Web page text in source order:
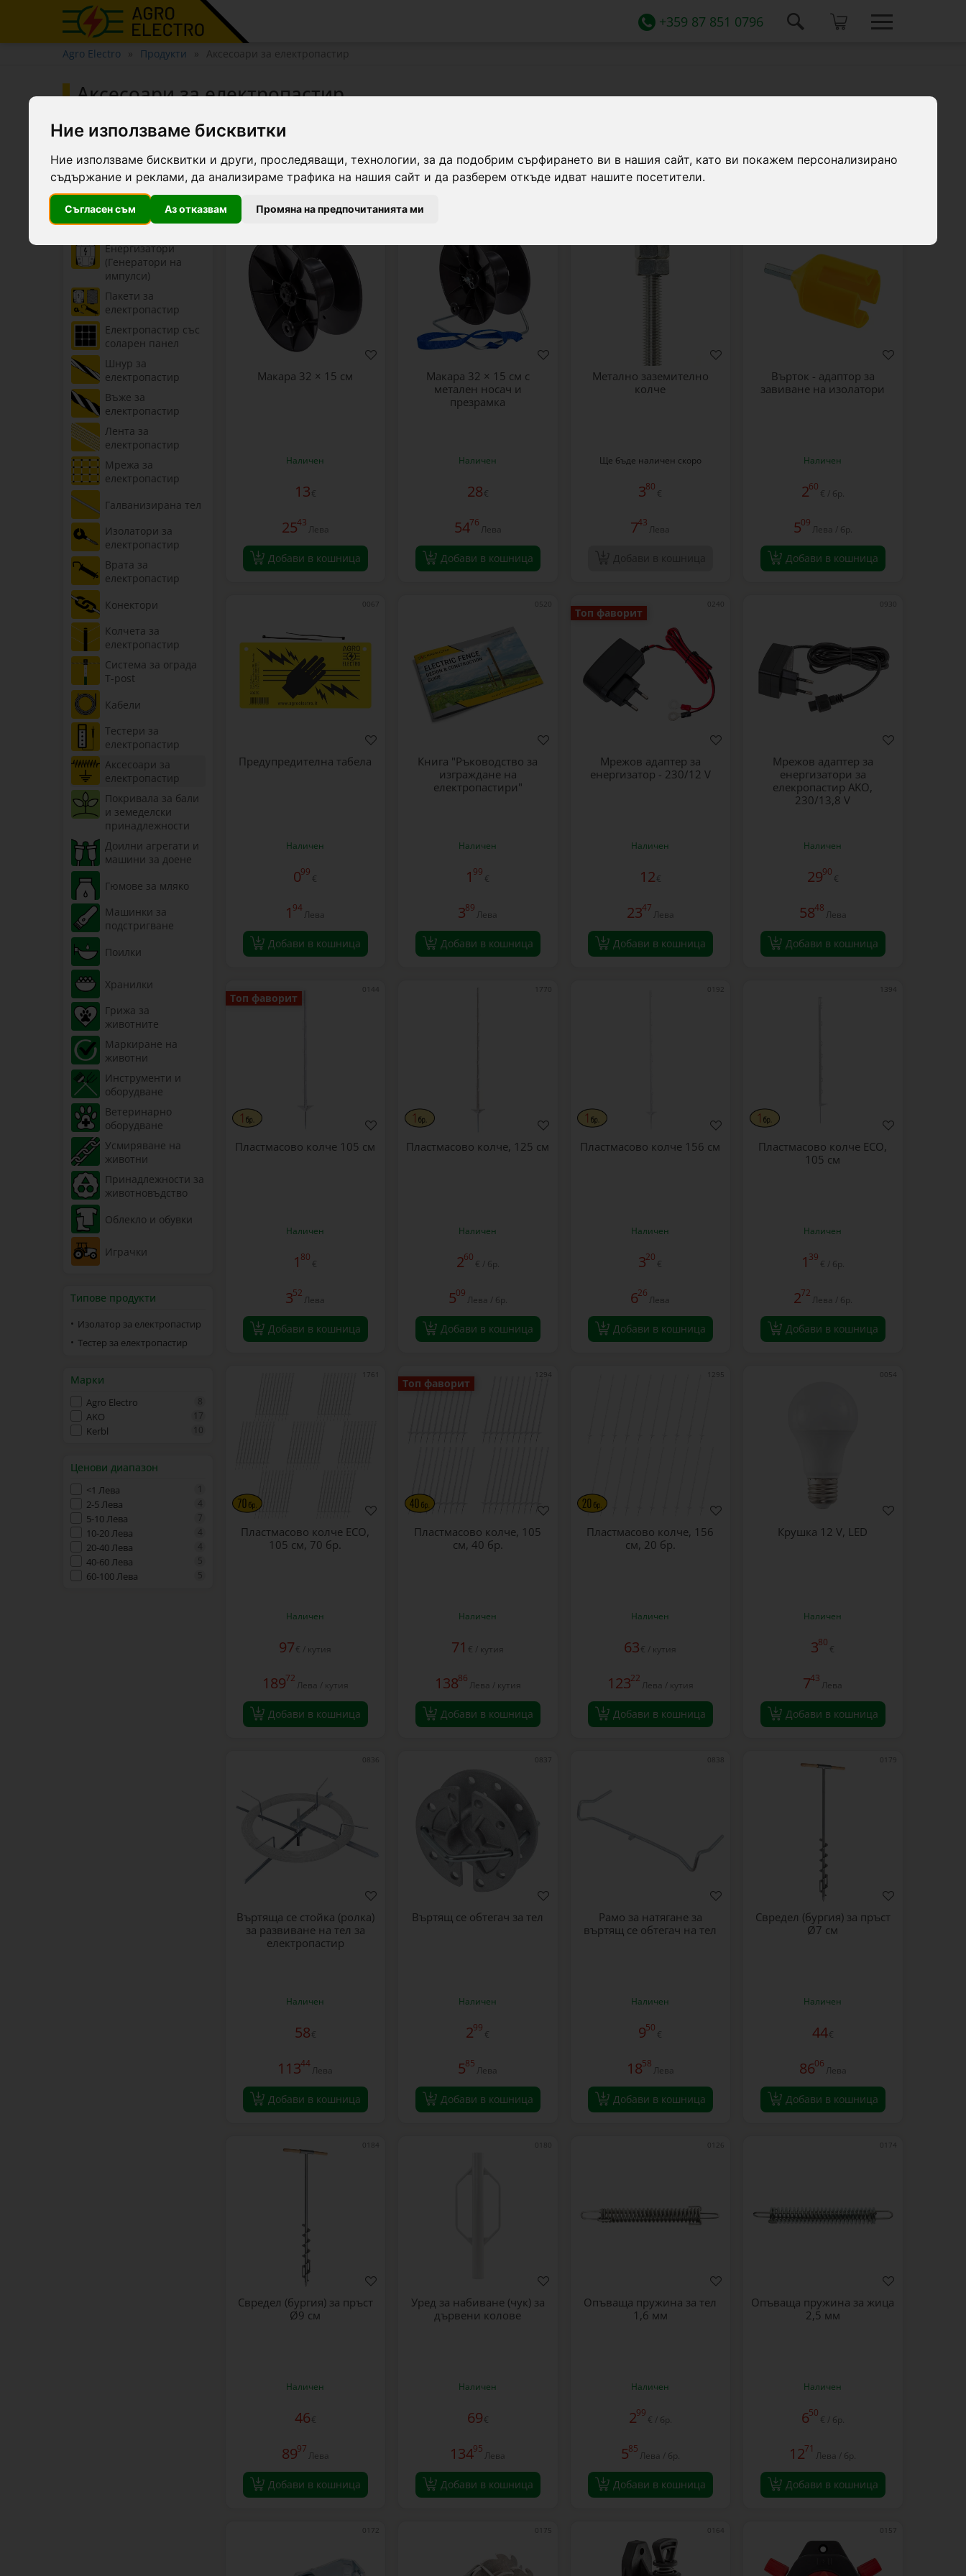
Ние използваме бисквитки
Ние използваме бисквитки и други, проследяващи, технологии, за да подобрим сърфирането ви в нашия сайт, като ви покажем персонализирано
съдържание и реклами, да анализираме трафика на нашия сайт и да разберем откъде идват нашите посетители.
Съгласен съм Аз отказвам Промяна на предпочитанията ми
+359 87 851 0796
Agro Electro Продукти Аксесоари за електропастир
Аксесоари за електропастир
Аксесоари и инструменти за електропастири - мрежов адаптер, предупредителна табела, барабан (ролка), свредел (бургия) за пръст, чук за стълб, ключ и
мълниезащита.
Филтри
Категории
Енергизатори
(Генератори на
импулси)
Пакети за
електропастир
Електропастир със
соларен панел
Шнур за
електропастир
Въже за
електропастир
Лента за
електропастир
Мрежа за
електропастир
Галванизирана тел
Изолатори за
електропастир
Врата за
електропастир
Конектори
Колчета за
електропастир
Система за ограда
T-post
Кабели
Тестери за
електропастир
Аксесоари за
електропастир
Покривала за бали
и земеделски
принадлежности
Доилни агрегати и
машини за доене
Гюмове за мляко
Машинки за
подстригване
Поилки
Хранилки
Грижа за
животните
Маркиране на
животни
Инструменти и
оборудване
Ветеринарно
оборудване
Усмиряване на
животни
Принадлежности за
животновъдство
Облекло и обувки
Играчки
Типове продукти
Изолатор за електропастир
Тестер за електропастир
Марки
Agro Electro
AKO 17
Kerbl 10
Ценови диапазон
<1 Лева
2-5 Лева
5-10 Лева
10-20 Лева
20-40 Лева
40-60 Лева
60-100 Лева
Макара 32 × 15 см
Наличен
13€
2543
Лева
Добави в кошница
Макара 32 × 15 см с
метален носач и
презрамка
Наличен
28€
5476
Лева
Добави в кошница
Метално заземително
колче
Ще бъде наличен скоро
380
€
743
Лева
Върток - адаптор за
завиване на изолатори
Наличен
260
€ / бр.
509
Лева / бр.
Добави в кошница
0067
Предупредителна табела
Наличен
099
€
1 94
Лева
Добави в кошница
0520
Книга "Ръководство за
изграждане на
електропастири"
Наличен
1 99
€
389
Лева
Добави в кошница
0240
Топ фаворит
Мрежов адаптер за
енергизатор - 230/12 V
Наличен
12€
2347
Лева
Добави в кошница
0930
Мрежов адаптер за
енергизатори за
елекропастир AKO,
230/13,8 V
Наличен
2990
€
5848
Лева
Добави в кошница
0144
Топ фаворит
Пластмасово колче 105 см
Наличен
1 80
€
352
Лева
Добави в кошница
1770
Пластмасово колче, 125 см
Наличен
260
€ / бр.
509
Лева / бр.
Добави в кошница
0192
Пластмасово колче 156 см
Наличен
320
€
626
Лева
Добави в кошница
1394
Пластмасово колче ECO,
105 см
Наличен
1 39
€ / бр.
272
Лева / бр.
Добави в кошница
1761
Пластмасово колче ECO,
105 см, 70 бр.
Наличен
97€ / кутия
18972
Лева / кутия
Добави в кошница
1294
Топ фаворит
Пластмасово колче, 105
см, 40 бр.
Наличен
71 € / кутия
13886
Лева / кутия
Добави в кошница
1295
Пластмасово колче, 156
см, 20 бр.
Наличен
63€ / кутия
12322
Лева / кутия
Добави в кошница
0054
Крушка 12 V, LED
Наличен
380
€
743
Лева
Добави в кошница
0836
Въртяща се стойка (ролка)
за развиване на тел за
електропастир
Наличен
58€
11344
Лева
Добави в кошница
0837
Въртящ се обтегач за тел
Наличен
299
€
585
Лева
Добави в кошница
0838
Рамо за натягане за
въртящ се обтегач на тел
Наличен
950
€
1858
Лева
Добави в кошница
0179
Свредел (бургия) за пръст
Ø7 см
Наличен
44€
8606
Лева
Добави в кошница
0184
Свредел (бургия) за пръст
Ø9 см
Наличен
46€
8997
Лева
Добави в кошница
0180
Уред за набиване (чук) за
дървени колове
Наличен
69€
13495
Лева
Добави в кошница
0126
Опъваща пружина за тел
1,6 мм
Наличен
299
€ / бр.
585
Лева / бр.
Добави в кошница
0174
Опъваща пружина за жица
2,5 мм
Наличен
650
€ / бр.
1271
Лева / бр.
Добави в кошница
0172 0175 0164 0157